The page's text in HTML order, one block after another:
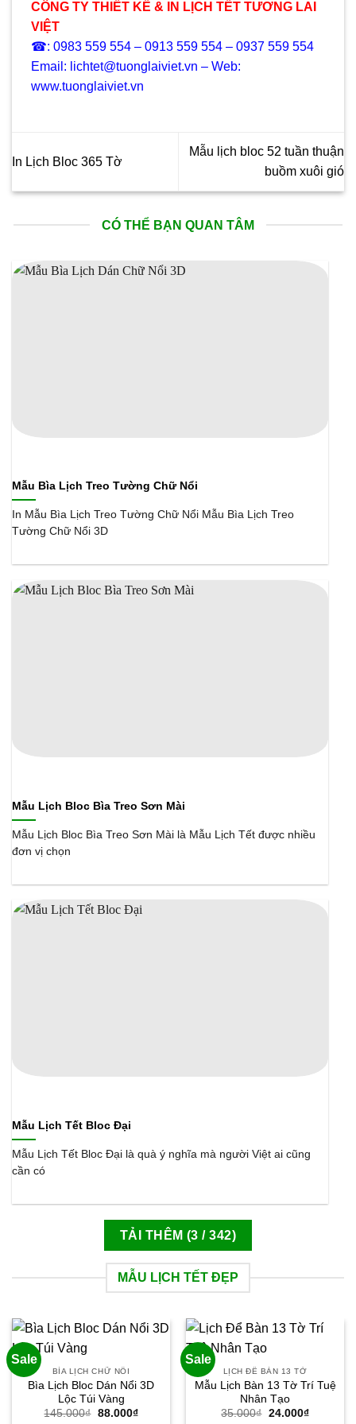
CÔNG TY THIẾT KẾ & IN LỊCH TẾT TƯƠNG LAI
VIỆT
☎: 0983 559 554 – 0913 559 554 – 0937 559 554
Email: lichtet@tuonglaiviet.vn – Web:
www.tuonglaiviet.vn
In Lịch Bloc 365 Tờ
Mẫu lịch bloc 52 tuần thuận
buồm xuôi gió
CÓ THỂ BẠN QUAN TÂM
Mẫu Bìa Lịch Treo Tường Chữ Nổi
In Mẫu Bìa Lịch Treo Tường Chữ Nổi Mẫu Bìa Lịch Treo
Tường Chữ Nổi 3D
Mẫu Lịch Bloc Bìa Treo Sơn Mài
Mẫu Lịch Bloc Bìa Treo Sơn Mài là Mẫu Lịch Tết được nhiều
đơn vị chọn
Mẫu Lịch Tết Bloc Đại
Mẫu Lịch Tết Bloc Đại là quà ý nghĩa mà người Việt ai cũng
cần có
TẢI THÊM (3 / 342)
MẪU LỊCH TẾT ĐẸP
Sale
BÌA LỊCH CHỮ NỔI
Bìa Lịch Bloc Dán Nổi 3D
Lộc Túi Vàng
145.000₫ Giá
88.000₫Giá
Sale
LỊCH ĐỂ BÀN 13 TỜ
Mẫu Lịch Bàn 13 Tờ Trí Tuệ
Nhân Tạo
35.000₫ Giá
24.000₫Giá